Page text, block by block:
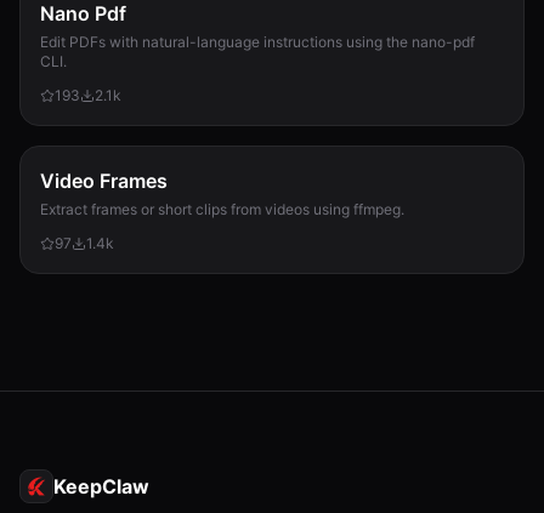
Nano Pdf
Edit PDFs with natural-language instructions using the nano-pdf
CLI.
193
2.1k
Video Frames
Extract frames or short clips from videos using ffmpeg.
97
1.4k
KeepClaw